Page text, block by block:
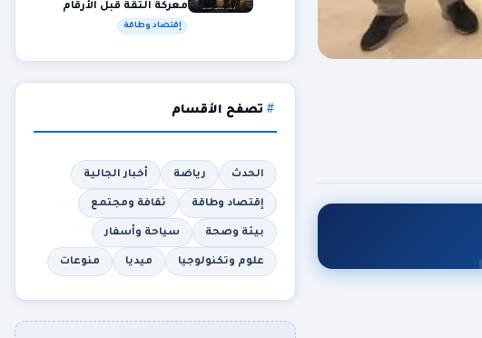
معركة الثقة قبل الأرقام
إقتصاد وطاقة
تصفح الأقسام
الحدث رياضة أخبار الجالية
إقتصاد وطاقة ثقافة ومجتمع
بيئة وصحة سياحة وأسفار
علوم وتكنولوجيا ميديا منوعات